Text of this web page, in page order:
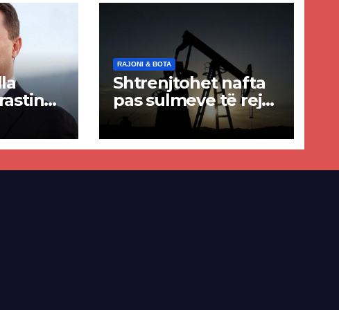
për
selisë
RAJONI & BOTA
Shtrenjtohet nafta
pas sulmeve të reja
SHBA–Iran